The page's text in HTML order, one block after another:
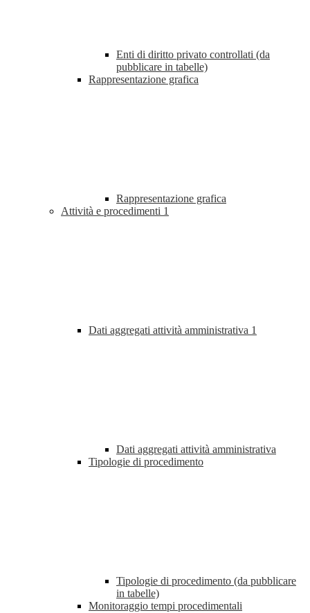
Enti di diritto privato controllati (da
pubblicare in tabelle)
Rappresentazione grafica
Rappresentazione grafica
Attività e procedimenti 1
Dati aggregati attività amministrativa 1
Dati aggregati attività amministrativa
Tipologie di procedimento
Tipologie di procedimento (da pubblicare
in tabelle)
Monitoraggio tempi procedimentali